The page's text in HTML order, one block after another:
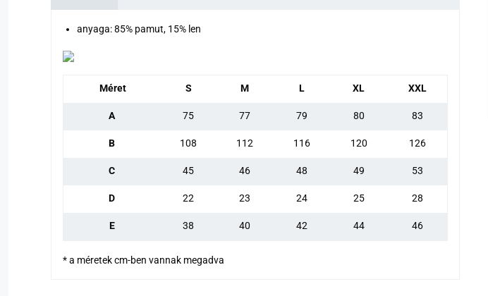
anyaga: 85% pamut, 15% len
Méret S M L XL XXL
A 75 77 79 80 83
B 108 112 116 120 126
C 45 46 48 49 53
D 22 23 24 25 28
E 38 40 42 44 46
* a méretek cm-ben vannak megadva